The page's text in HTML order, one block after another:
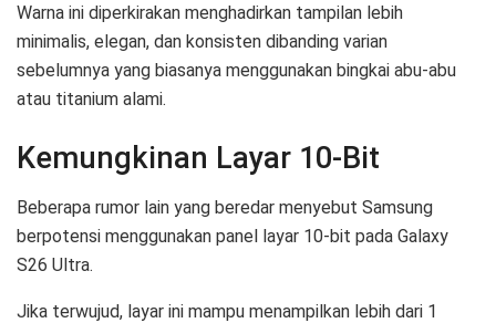
Warna ini diperkirakan menghadirkan tampilan lebih
minimalis, elegan, dan konsisten dibanding varian
sebelumnya yang biasanya menggunakan bingkai abu-abu
atau titanium alami.
Kemungkinan Layar 10-Bit
Beberapa rumor lain yang beredar menyebut Samsung
berpotensi menggunakan panel layar 10-bit pada Galaxy
S26 Ultra.
Jika terwujud, layar ini mampu menampilkan lebih dari 1